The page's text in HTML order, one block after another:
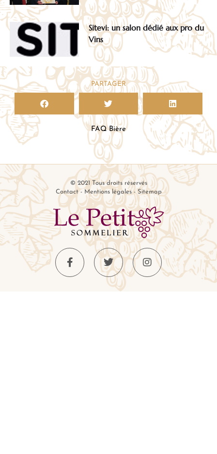
Sitevi: un salon dédié aux pro du
Vins
PARTAGER
FAQ Bière
© 2021 Tous droits réservés
Contact- Mentions légales-Sitemap